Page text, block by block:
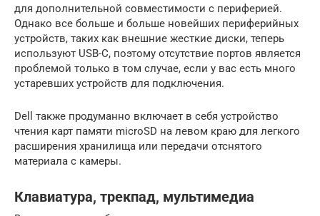
для дополнительной совместимости с периферией.
Однако все больше и больше новейших периферийных
устройств, таких как внешние жесткие диски, теперь
используют USB-C, поэтому отсутствие портов является
проблемой только в том случае, если у вас есть много
устаревших устройств для подключения.
Dell также продуманно включает в себя устройство
чтения карт памяти microSD на левом краю для легкого
расширения хранилища или передачи отснятого
материала с камеры.
Клавиатура, трекпад, мультимедиа